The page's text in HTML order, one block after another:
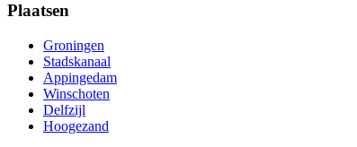
Plaatsen
Groningen
Stadskanaal
Appingedam
Winschoten
Delfzijl
Hoogezand